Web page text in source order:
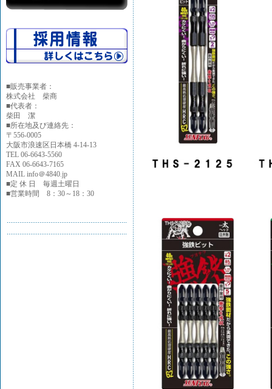
■販売事業者：
株式会社 柴商
■代表者：
柴田 潔
■所在地及び連絡先：
〒556-0005
大阪市浪速区日本橋 4-14-13
TEL 06-6643-5560
FAX 06-6643-7165
MAIL info＠4840.jp
■定 休 日 毎週土曜日
■営業時間 8：30～18：30